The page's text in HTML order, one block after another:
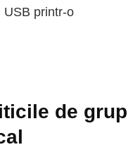
USB printr-o
de grup